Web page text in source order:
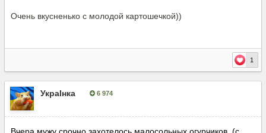
Очень вкусненько с молодой картошечкой))
1
УкраІнка 6 974